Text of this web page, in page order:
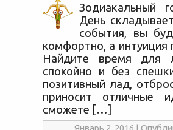
Зодиакальный
День
события, вы
комфортно, а интуиция
Найдите время для
спокойно и без
позитивный лад,
приносит отличные
сможете […]
Январь 2, 2016 |